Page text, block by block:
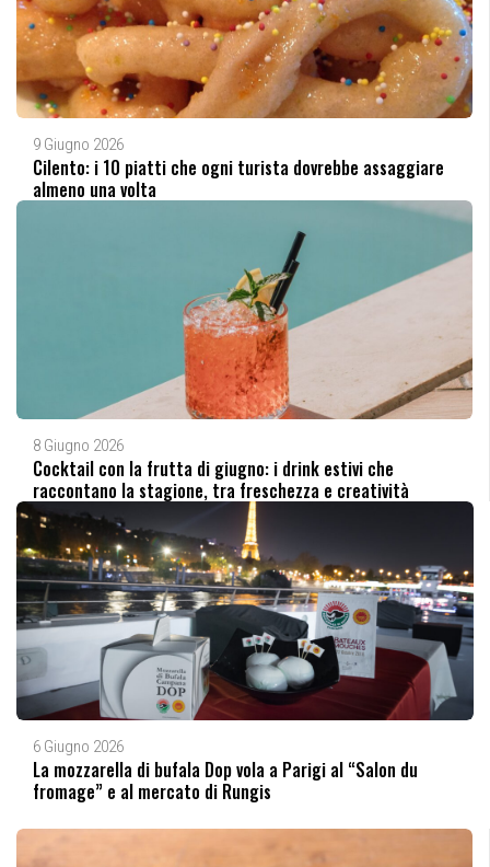
9 Giugno 2026
Cilento: i 10 piatti che ogni turista dovrebbe assaggiare
almeno una volta
8 Giugno 2026
Cocktail con la frutta di giugno: i drink estivi che
raccontano la stagione, tra freschezza e creatività
6 Giugno 2026
La mozzarella di bufala Dop vola a Parigi al “Salon du
fromage” e al mercato di Rungis